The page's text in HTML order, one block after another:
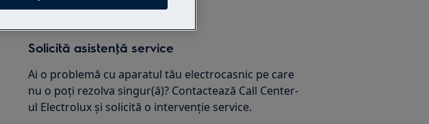
Solicită asistenţă service
Ai o problemă cu aparatul tău electrocasnic pe care
nu o poţi rezolva singur(ă)? Contactează Call Center-
ul Electrolux și solicită o intervenţie service.